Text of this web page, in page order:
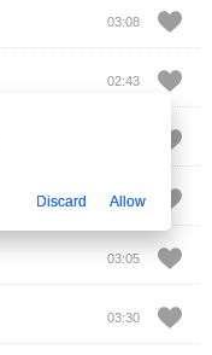
03:08
02:43
00:34
03:05
03:30
Discard Allow